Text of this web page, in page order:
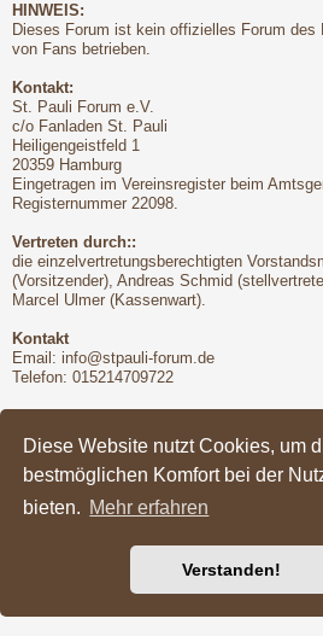
Diese Website nutzt Cookies, um
bestmöglichen Komfort bei der
bieten. Mehr erfahren
Verstanden!
HINWEIS:
Dieses Forum ist kein offizielles Forum des
von Fans betrieben.
Kontakt:
St. Pauli Forum e.V.
c/o Fanladen St. Pauli
Heiligengeistfeld 1
20359 Hamburg
Eingetragen im Vereinsregister beim
Registernummer 22098.
Vertreten durch::
die einzelvertretungsberechtigten
(Vorsitzender), Andreas Schmid
Marcel Ulmer (Kassenwart).
Kontakt
Email: info@stpauli-forum.de
Telefon: 015214709722
Hinsichtlich der Nutzungsbedingungen gilt
Support
Das Forum wird freundlicherweise
Powered byphpBB® Forum